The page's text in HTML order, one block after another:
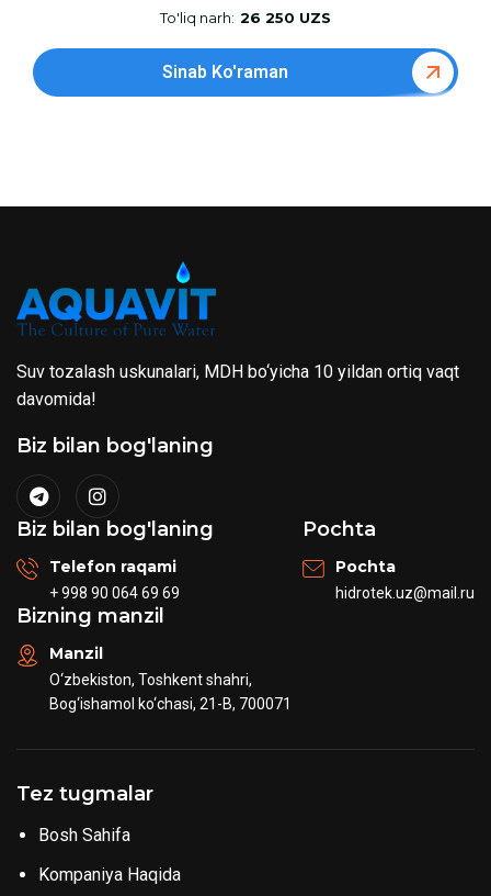
To'liq narh: 26 250 UZS
Sinab Ko'raman
Suv tozalash uskunalari, MDH bo‘yicha 10 yildan ortiq vaqt
davomida!
Biz bilan bog'laning
Biz bilan bog'laning
Telefon raqami
+ 998 90 064 69 69
Pochta
Pochta
hidrotek.uz@mail.ru
Bizning manzil
Manzil
O‘zbekiston, Toshkent shahri,
Bog‘ishamol ko‘chasi, 21-B, 700071
Tez tugmalar
Bosh Sahifa
Kompaniya Haqida